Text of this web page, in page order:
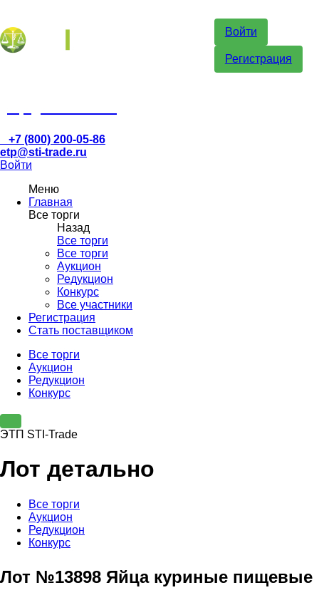
Войти
Регистрация
+7 (800) 200-05-86
etp@sti-trade.ru
Войти
Меню
Главная
Все торги
Назад
Все торги
Все торги
Аукцион
Редукцион
Конкурс
Все участники
Регистрация
Стать поставщиком
Все торги
Аукцион
Редукцион
Конкурс
ЭТП STI-Trade
Лот детально
Все торги
Аукцион
Редукцион
Конкурс
Лот №13898 Яйца куриные пищевые